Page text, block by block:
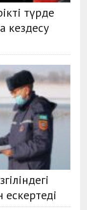
түрде
кездесу
ескертеді